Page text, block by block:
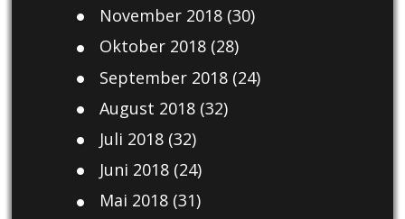
November 2018(30)
Oktober 2018(28)
September 2018(24)
August 2018(32)
Juli 2018(32)
Juni 2018(24)
Mai 2018(31)